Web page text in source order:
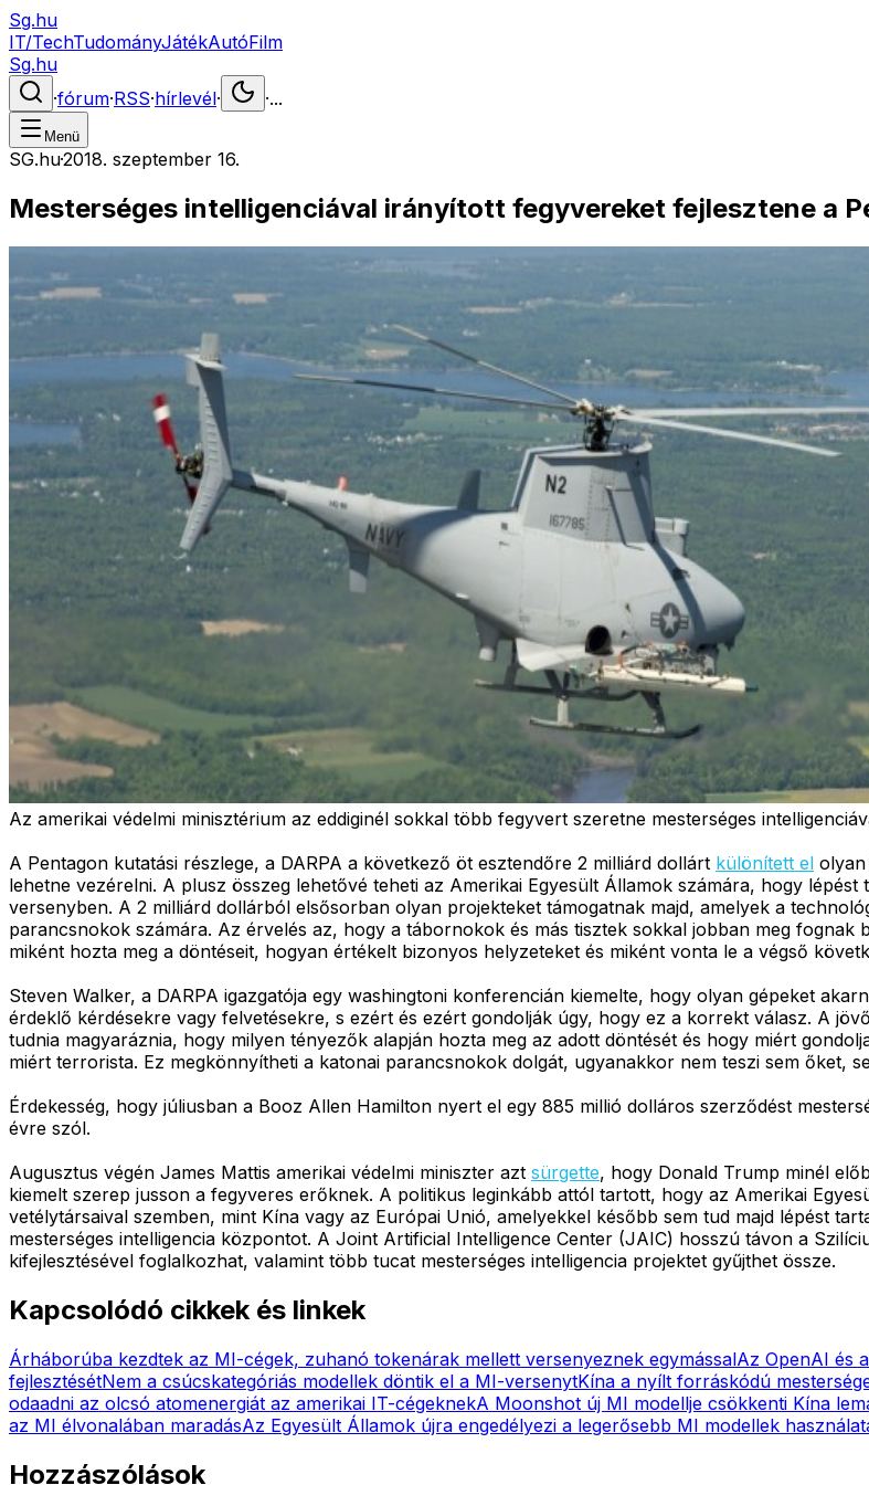
Sg.hu
IT/TechTudományJátékAutóFilm
Sg.hu
·fórum·RSS·hírlevél· ·...
Menü
SG.hu·2018. szeptember 16.
Mesterséges intelligenciával irányított fegyvereket fejlesztene a
Az amerikai védelmi minisztérium az eddiginél sokkal több fegyvert szeretne mesterséges
A Pentagon kutatási részlege, a DARPA a következő öt esztendőre 2 milliárd dollárt különített el olyan
lehetne vezérelni. A plusz összeg lehetővé teheti az Amerikai Egyesült Államok számára, hogy
versenyben. A 2 milliárd dollárból elsősorban olyan projekteket támogatnak majd, amelyek a
parancsnokok számára. Az érvelés az, hogy a tábornokok és más tisztek sokkal jobban meg fognak
miként hozta meg a döntéseit, hogyan értékelt bizonyos helyzeteket és miként vonta le a végső
Steven Walker, a DARPA igazgatója egy washingtoni konferencián kiemelte, hogy olyan gépeket
érdeklő kérdésekre vagy felvetésekre, s ezért és ezért gondolják úgy, hogy ez a korrekt válasz. A
tudnia magyaráznia, hogy milyen tényezők alapján hozta meg az adott döntését és hogy miért
miért terrorista. Ez megkönnyítheti a katonai parancsnokok dolgát, ugyanakkor nem teszi sem őket,
Érdekesség, hogy júliusban a Booz Allen Hamilton nyert el egy 885 millió dolláros szerződést
évre szól.
Augusztus végén James Mattis amerikai védelmi miniszter azt sürgette, hogy Donald Trump minél
kiemelt szerep jusson a fegyveres erőknek. A politikus leginkább attól tartott, hogy az Amerikai
vetélytársaival szemben, mint Kína vagy az Európai Unió, amelyekkel később sem tud majd lépést
mesterséges intelligencia központot. A Joint Artificial Intelligence Center (JAIC) hosszú távon a
kifejlesztésével foglalkozhat, valamint több tucat mesterséges intelligencia projektet gyűjthet össze.
Kapcsolódó cikkek és linkek
Árháborúba kezdtek az MI-cégek, zuhanó tokenárak mellett versenyeznek egymássalAz OpenAI és
fejlesztésétNem a csúcskategóriás modellek döntik el a MI-versenytKína a nyílt forráskódú
odaadni az olcsó atomenergiát az amerikai IT-cégeknekA Moonshot új MI modellje csökkenti Kína
az MI élvonalában maradásAz Egyesült Államok újra engedélyezi a legerősebb MI modellek
Hozzászólások